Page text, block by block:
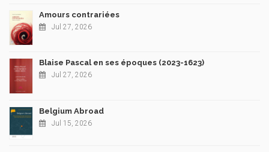
Amours contrariées
Jul 27, 2026
Blaise Pascal en ses époques (2023-1623)
Jul 27, 2026
Belgium Abroad
Jul 15, 2026